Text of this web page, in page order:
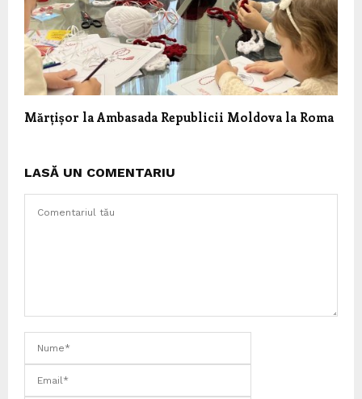
Mărțișor la Ambasada Republicii Moldova la Roma
LASĂ UN COMENTARIU